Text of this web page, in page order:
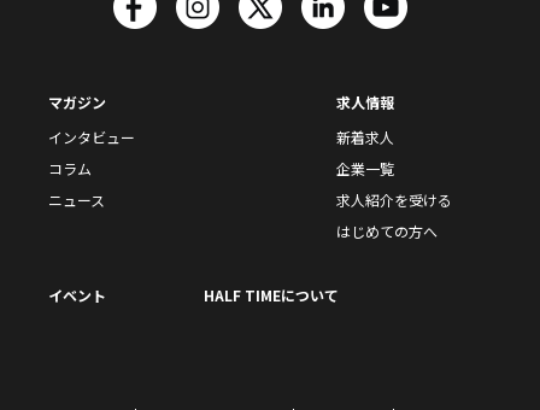
マガジン
インタビュー
コラム
ニュース
求人情報
新着求人
企業一覧
求人紹介を受ける
はじめての方へ
イベント HALF TIMEについて